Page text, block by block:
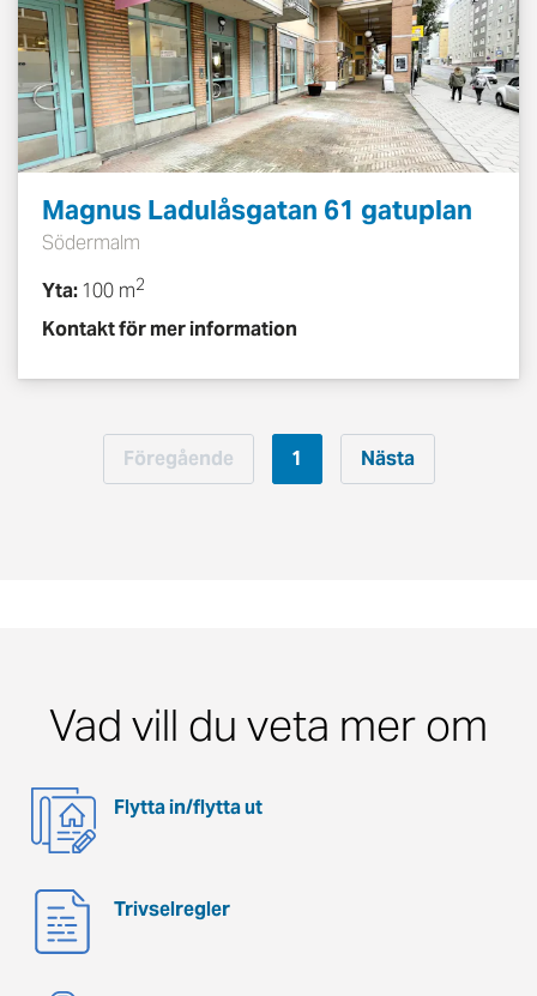
Magnus Ladulåsgatan 61 gatuplan
Södermalm
Yta:100 m2
Kontakt för mer information
Föregående 1 Nästa
Vad vill du veta mer om
Flytta in/flytta ut
Trivselregler